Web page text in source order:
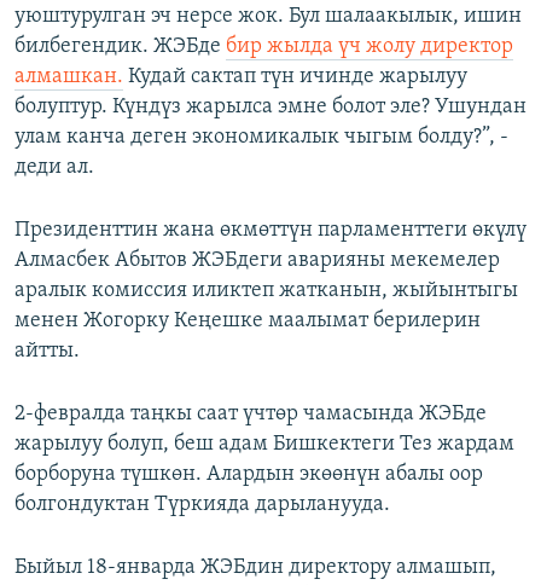
уюштурулган эч нерсе жок. Бул шалаакылык, ишин
билбегендик. ЖЭБде бир жылда үч жолу директор
алмашкан. Кудай сактап түн ичинде жарылуу
болуптур. Күндүз жарылса эмне болот эле? Ушундан
улам канча деген экономикалык чыгым болду?”, -
деди ал.
Президенттин жана өкмөттүн парламенттеги өкүлү
Алмасбек Абытов ЖЭБдеги аварияны мекемелер
аралык комиссия иликтеп жатканын, жыйынтыгы
менен Жогорку Кеңешке маалымат берилерин
айтты.
2-февралда таңкы саат үчтөр чамасында ЖЭБде
жарылуу болуп, беш адам Бишкектеги Тез жардам
борборуна түшкөн. Алардын экөөнүн абалы оор
болгондуктан Түркияда дарыланууда.
Быйыл 18-январда ЖЭБдин директору алмашып,